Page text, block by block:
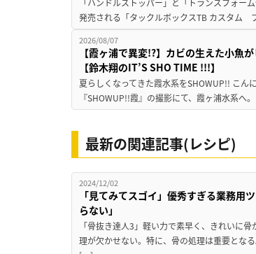
「ハンドルストッパー」と「トランスフォー
発売される「タックルボックスTB カスタム
2026/08/07
【霞ヶ浦で異変!?】カビの生えた小魚
【鈴木翔のIT’S SHO TIME !!!】
夏らしくなってきた霞水系をSHOWUP!! こ
『SHOWUP!!霞』の撮影にて、霞ヶ浦水系
最新の関連記事(レシピ)
2024/12/02
「見てみてスゴイ」優秀すぎる業務用
らない」
「骨抜き達人3」軽い力で素早く、きれいに
理が欠かせない。特に、骨の処理は重要とな